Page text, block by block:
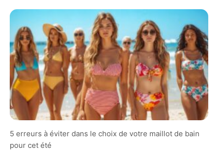
5 erreurs à éviter dans le choix de votre maillot de bain
pour cet été